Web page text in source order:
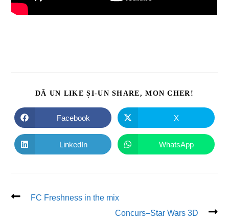
DĂ UN LIKE ȘI-UN SHARE, MON CHER!
Facebook X
LinkedIn WhatsApp
FC Freshness in the mix
Concurs–Star Wars 3D